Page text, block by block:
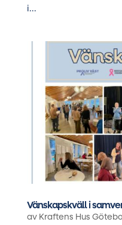
i...
Vänskapskväll i
av Kraftens Hus